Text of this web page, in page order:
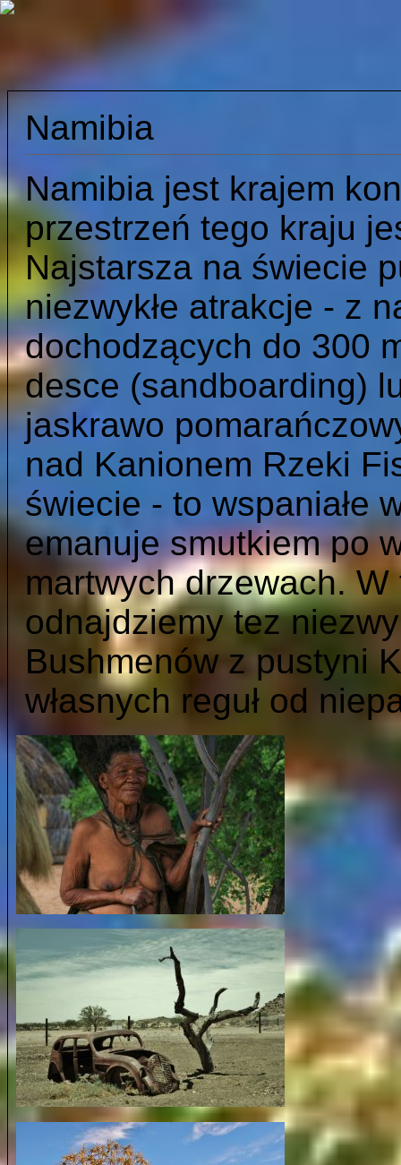
Namibia
Namibia jest krajem
przestrzeń tego kraju
Najstarsza na świecie
niezwykłe atrakcje - z
dochodzących do 300
desce (sandboarding)
jaskrawo
nad Kanionem Rzeki
świecie - to wspaniałe
emanuje smutkiem po
martwych drzewach.
odnajdziemy tez
Bushmenów z pustyni
własnych reguł od